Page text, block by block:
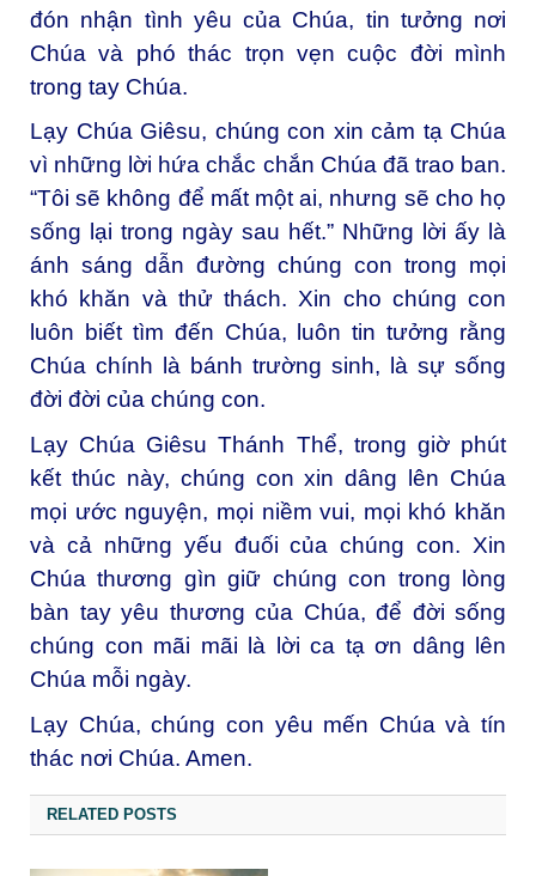
đón nhận tình yêu của Chúa, tin tưởng nơi
Chúa và phó thác trọn vẹn cuộc đời mình
trong tay Chúa.
Lạy Chúa Giêsu, chúng con xin cảm tạ Chúa
vì những lời hứa chắc chắn Chúa đã trao ban.
“Tôi sẽ không để mất một ai, nhưng sẽ cho họ
sống lại trong ngày sau hết.” Những lời ấy là
ánh sáng dẫn đường chúng con trong mọi
khó khăn và thử thách. Xin cho chúng con
luôn biết tìm đến Chúa, luôn tin tưởng rằng
Chúa chính là bánh trường sinh, là sự sống
đời đời của chúng con.
Lạy Chúa Giêsu Thánh Thể, trong giờ phút
kết thúc này, chúng con xin dâng lên Chúa
mọi ước nguyện, mọi niềm vui, mọi khó khăn
và cả những yếu đuối của chúng con. Xin
Chúa thương gìn giữ chúng con trong lòng
bàn tay yêu thương của Chúa, để đời sống
chúng con mãi mãi là lời ca tạ ơn dâng lên
Chúa mỗi ngày.
Lạy Chúa, chúng con yêu mến Chúa và tín
thác nơi Chúa. Amen.
RELATED POSTS